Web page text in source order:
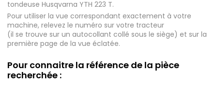
tondeuse Husqvarna YTH 223 T.
Pour utiliser la vue correspondant exactement à votre
machine, relevez le numéro sur votre tracteur
(il se trouve sur un autocollant collé sous le siège) et sur la
première page de la vue éclatée.
Pour connaitre la référence de la pièce
recherchée :